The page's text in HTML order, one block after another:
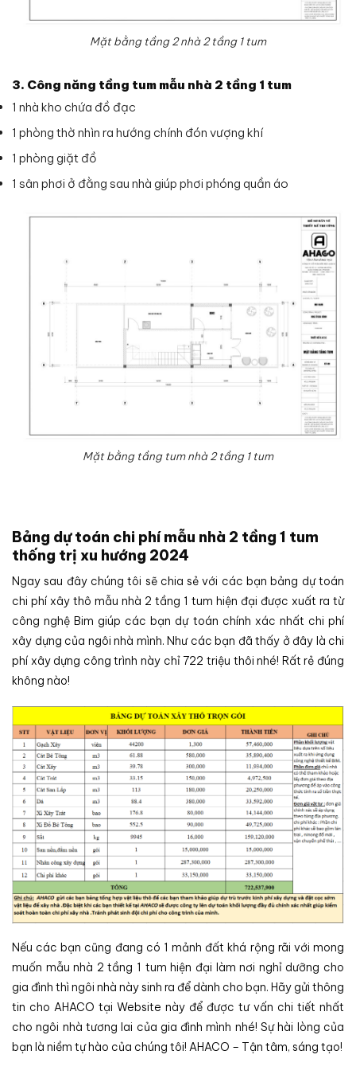
Mặt bằng tầng 2 nhà 2 tầng 1 tum
3. Công năng tầng tum mẫu nhà 2 tầng 1 tum
1 nhà kho chứa đồ đạc
1 phòng thờ nhìn ra hướng chính đón vượng khí
1 phòng giặt đồ
1 sân phơi ở đằng sau nhà giúp phơi phóng quần áo
Mặt bằng tầng tum nhà 2 tầng 1 tum
Bảng dự toán chi phí mẫu nhà 2 tầng 1 tum
thống trị xu hướng 2024
Ngay sau đây chúng tôi sẽ chia sẻ với các bạn bảng dự toán
chi phí xây thô mẫu nhà 2 tầng 1 tum hiện đại được xuất ra từ
công nghệ Bim giúp các bạn dự toán chính xác nhất chi phí
xây dựng của ngôi nhà mình. Như các bạn đã thấy ở đây là chi
phí xây dựng công trình này chỉ 722 triệu thôi nhé! Rất rẻ đúng
không nào!
Nếu các bạn cũng đang có 1 mảnh đất khá rộng rãi với mong
muốn mẫu nhà 2 tầng 1 tum hiện đại làm nơi nghỉ dưỡng cho
gia đình thì ngôi nhà này sinh ra để dành cho bạn. Hãy gửi thông
tin cho AHACO tại Website này để được tư vấn chi tiết nhất
cho ngôi nhà tương lai của gia đình mình nhé! Sự hài lòng của
bạn là niềm tự hào của chúng tôi! AHACO – Tận tâm, sáng tạo!